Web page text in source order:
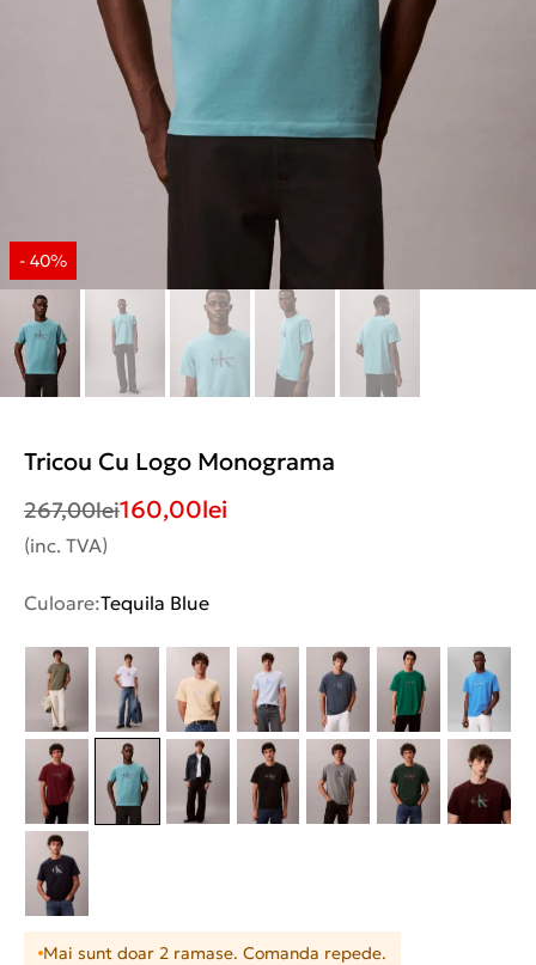
Tricou Cu Logo Monograma
267,00lei160,00lei
(inc. TVA)
Culoare:Tequila Blue
Mai sunt doar 2 ramase. Comanda repede.